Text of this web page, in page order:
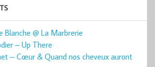
Blanche @ La Marbrerie
– Up There
– Cœur & Quand nos cheveux auront